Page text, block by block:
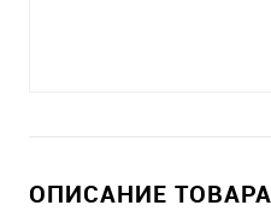
ОПИСАНИЕ ТОВАРА